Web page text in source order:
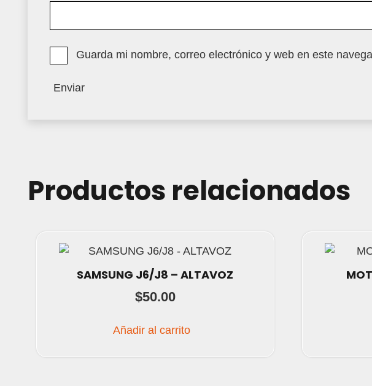
Guarda mi nombre, correo electrónico y web en este
Productos relacionados
SAMSUNG J6/J8 – ALTAVOZ
$50.00
Añadir al carrito